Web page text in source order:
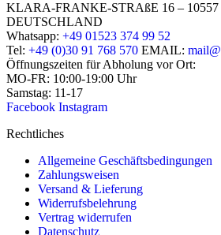
KLARA-FRANKE-STRAßE 16 –
DEUTSCHLAND
Whatsapp: +49 01523 374 99 52
Tel: +49 (0)30 91 768 570 EMAIL:
Öffnungszeiten für Abholung vor Ort:
MO-FR: 10:00-19:00 Uhr
Samstag: 11-17
Facebook Instagram
Rechtliches
Allgemeine Geschäftsbedingungen
Zahlungsweisen
Versand & Lieferung
Widerrufsbelehrung
Vertrag widerrufen
Datenschutz